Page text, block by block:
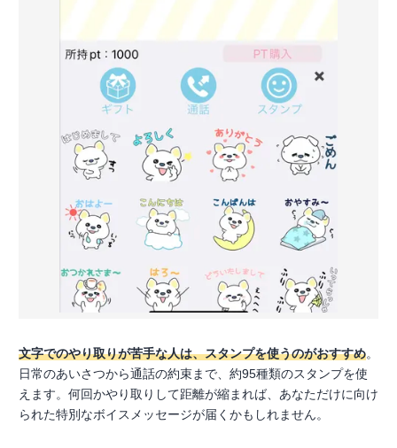
文字でのやり取りが苦手な人は、スタンプを使うのがおすすめ。
日常のあいさつから通話の約束まで、約95種類のスタンプを使
えます。何回かやり取りして距離が縮まれば、あなただけに向け
られた特別なボイスメッセージが届くかもしれません。